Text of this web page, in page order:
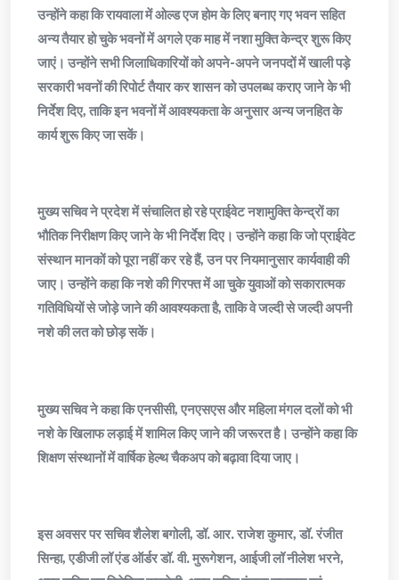
उन्होंने कहा कि रायवाला में ओल्ड एज होम के लिए बनाए गए भवन सहित
अन्य तैयार हो चुके भवनों में अगले एक माह में नशा मुक्ति केन्द्र शुरू किए
जाएं। उन्होंने सभी जिलाधिकारियों को अपने-अपने जनपदों में खाली पड़े
सरकारी भवनों की रिपोर्ट तैयार कर शासन को उपलब्ध कराए जाने के भी
निर्देश दिए, ताकि इन भवनों में आवश्यकता के अनुसार अन्य जनहित के
कार्य शुरू किए जा सकें।
मुख्य सचिव ने प्रदेश में संचालित हो रहे प्राईवेट नशामुक्ति केन्द्रों का
भौतिक निरीक्षण किए जाने के भी निर्देश दिए। उन्होंने कहा कि जो प्राईवेट
संस्थान मानकों को पूरा नहीं कर रहे हैं, उन पर नियमानुसार कार्यवाही की
जाए। उन्होंने कहा कि नशे की गिरफ्त में आ चुके युवाओं को सकारात्मक
गतिविधियों से जोड़े जाने की आवश्यकता है, ताकि वे जल्दी से जल्दी अपनी
नशे की लत को छोड़ सकें।
मुख्य सचिव ने कहा कि एनसीसी, एनएसएस और महिला मंगल दलों को भी
नशे के खिलाफ लड़ाई में शामिल किए जाने की जरूरत है। उन्होंने कहा कि
शिक्षण संस्थानों में वार्षिक हेल्थ चैकअप को बढ़ावा दिया जाए।
इस अवसर पर सचिव शैलेश बगोली, डॉ. आर. राजेश कुमार, डॉ. रंजीत
सिन्हा, एडीजी लॉ एंड ऑर्डर डॉ. वी. मुरूगेशन, आईजी लॉ नीलेश भरने,